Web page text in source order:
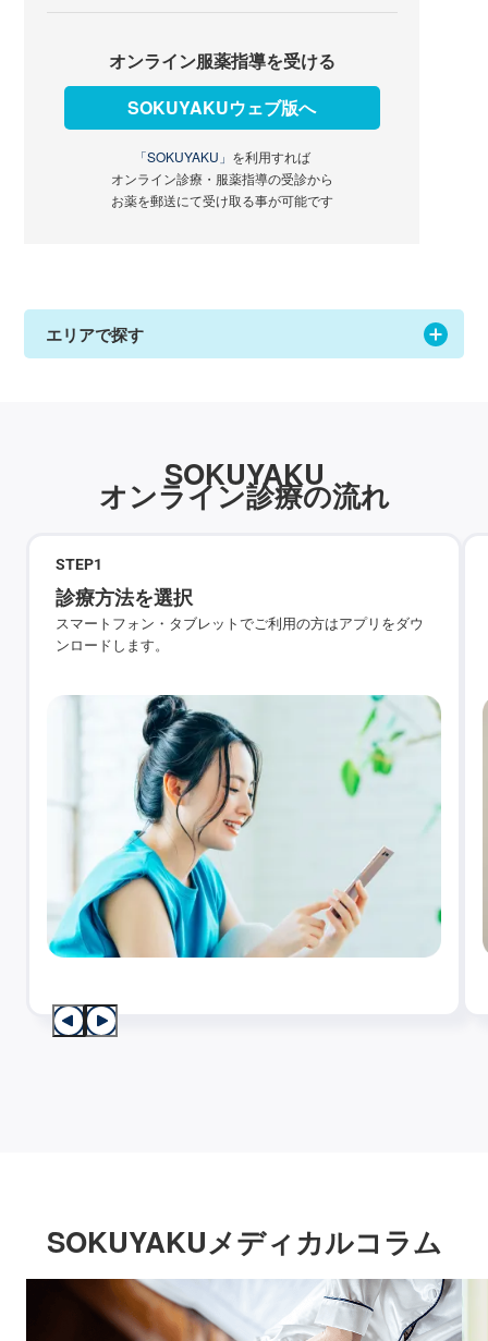
オンライン服薬指導を受ける
SOKUYAKUウェブ版へ
「SOKUYAKU」 を利用すれば
オンライン診療・服薬指導の受診から
お薬を郵送にて受け取る事が可能です
エリアで探す
SOKUYAKU
オンライン診療の流れ
STEP1
診療方法を選択
スマートフォン・タブレットでご利用の方はアプリをダウ
ンロードします。
SOKUYAKUメディカルコラム